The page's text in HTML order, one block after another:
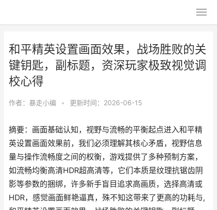
和平精英设置画面效果，战场胜败的关
键钥匙，副标题，资深玩家极致视觉调
校心得
作者： 暴走小编 • 更新时间：2026-06-15
摘要：画面基础认知，视野与流畅的平衡起点进入和平精
英设置画面效果前，我们必须理解其核心矛盾，视野信息
量与操作流畅度之间的权衡，游戏提供了多种预制方案，
如流畅均衡高清HDR超高清等，它们本质是纹理抗锯齿阴
影等参数的捆绑，许多新手盲目追求高画质，选择高清或
HDR，感觉画面鲜艳逼真，殊不知这带来了更高的功耗与,